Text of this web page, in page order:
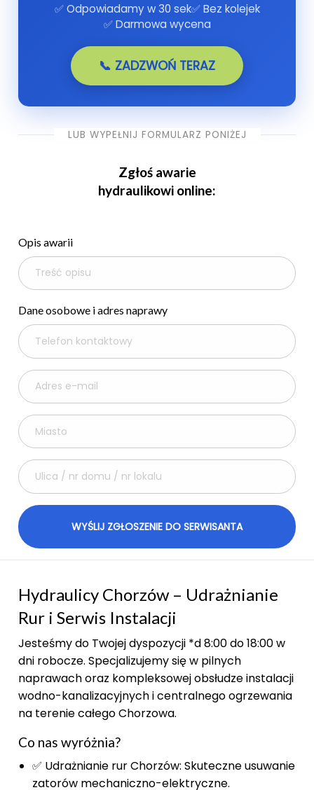
✅ Odpowiadamy w 30 sek✅ Bez kolejek
✅ Darmowa wycena
📞 ZADZWOŃ TERAZ
LUB WYPEŁNIJ FORMULARZ PONIŻEJ
Zgłoś awarie
hydraulikowi online:
Opis awarii
Dane osobowe i adres naprawy
Hydraulicy Chorzów – Udrażnianie
Rur i Serwis Instalacji
Jesteśmy do Twojej dyspozycji *d 8:00 do 18:00 w
dni robocze. Specjalizujemy się w pilnych
naprawach oraz kompleksowej obsłudze instalacji
wodno-kanalizacyjnych i centralnego ogrzewania
na terenie całego Chorzowa.
Co nas wyróżnia?
✅ Udrażnianie rur Chorzów: Skuteczne usuwanie
zatorów mechaniczno-elektryczne.